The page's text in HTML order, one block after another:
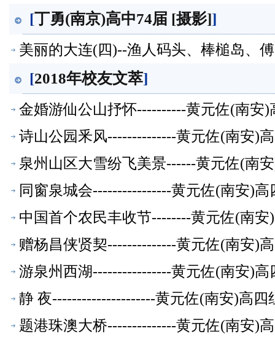
[丁勇(南京)高中74届 [摄影]]
美丽的大连(四)--渔人码头、棒槌岛、
[2018年校友文萃]
金婚游仙公山抒怀----------黄元佐(南安
诗山公园釆风--------------黄元佐(南安)
泉州山区大雪纷飞美景------黄元佐(南
同窗泉城会----------------黄元佐(南安)
中国首个农民丰收节--------黄元佐(南
赠杨昌侠贤契--------------黄元佐(南安)
游泉州西湖----------------黄元佐(南安)
静 夜---------------------黄元佐(南安)高
题港珠澳大桥--------------黄元佐(南安)